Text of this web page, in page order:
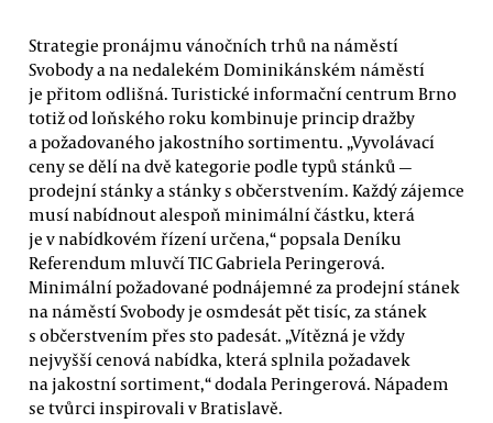
Strategie pronájmu vánočních trhů na náměstí
Svobody a na nedalekém Dominikánském náměstí
je přitom odlišná. Turistické informační centrum Brno
totiž od loňského roku kombinuje princip dražby
a požadovaného jakostního sortimentu. „Vyvolávací
ceny se dělí na dvě kategorie podle typů stánků —
prodejní stánky a stánky s občerstvením. Každý zájemce
musí nabídnout alespoň minimální částku, která
je v nabídkovém řízení určena,“ popsala Deníku
Referendum mluvčí TIC Gabriela Peringerová.
Minimální požadované podnájemné za prodejní stánek
na náměstí Svobody je osmdesát pět tisíc, za stánek
s občerstvením přes sto padesát. „Vítězná je vždy
nejvyšší cenová nabídka, která splnila požadavek
na jakostní sortiment,“ dodala Peringerová. Nápadem
se tvůrci inspirovali v Bratislavě.